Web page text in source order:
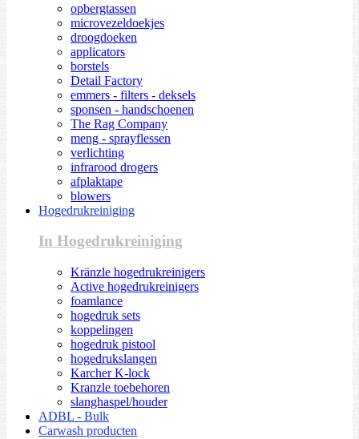
opbergtassen
microvezeldoekjes
droogdoeken
applicators
borstels
Detail Factory
emmers - filters - deksels
sponsen - handschoenen
The Rag Company
meng - sprayflessen
verlichting
infrarood drogers
afplaktape
blowers
Hogedrukreiniging
In Hogedrukreiniging
Kränzle hogedrukreinigers
Active hogedrukreinigers
foamlance
hogedruk sets
koppelingen
hogedruk pistool
hogedrukslangen
Karcher K-lock
Kranzle toebehoren
slanghaspel/houder
ADBL - Bulk
Carwash producten